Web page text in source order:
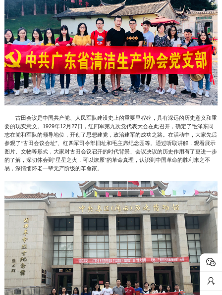
古田会议是中国共产党、人民军队建设史上的重要里程碑，具有深远的历史意义和重
要的现实意义。1929年12月27日，红四军第九次党代表大会在此召开，确定了毛泽东同
志在党和军队的领导地位，开创了思想建党，政治建军的成功之路。在活动中，大家先后
参观了“古田会议会址”、红四军司令部旧址和毛主席纪念园等。通过听取讲解，观看展示
图片、文物等形式，大家对古田会议召开的时代背景、会议决议的历史作用有了更进一步
的了解，深切体会到“星星之火，可以燎原”的革命真理，认识到中国革命的胜利来之不
易，深情缅怀老一辈无产阶级的革命家。